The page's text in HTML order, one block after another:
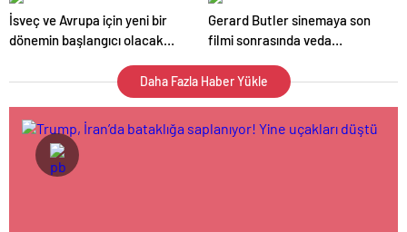
İsveç ve Avrupa için yeni bir
dönemin başlangıcı olacak
Gerard Butler sinemaya son
filmi sonrasında veda
Daha Fazla Haber Yükle